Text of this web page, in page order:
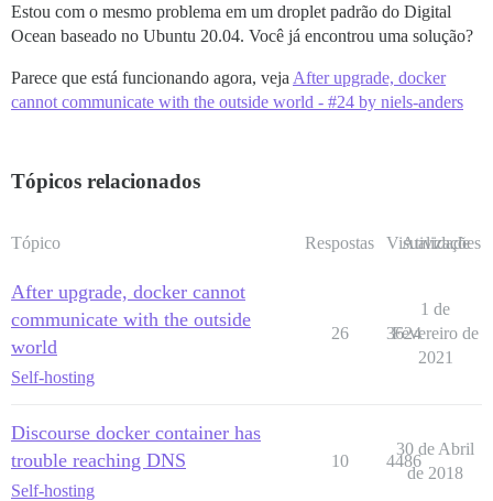
Estou com o mesmo problema em um droplet padrão do Digital
Ocean baseado no Ubuntu 20.04. Você já encontrou uma solução?
Parece que está funcionando agora, veja After upgrade, docker
cannot communicate with the outside world - #24 by niels-anders
Tópicos relacionados
Tópico Respostas Visualizações
Atividade
After upgrade, docker cannot
communicate with the outside
world
Self-hosting
26 3624
1 de
Fevereiro de
2021
Discourse docker container has
trouble reaching DNS
Self-hosting
10 4486
30 de Abril
de 2018